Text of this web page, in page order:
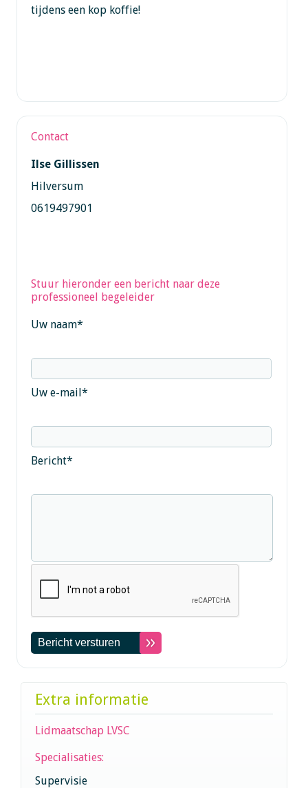
tijdens een kop koffie!
Contact
Ilse Gillissen
Hilversum
0619497901
Stuur hieronder een bericht naar deze
professioneel begeleider
Uw naam*
Uw e-mail*
Bericht*
Extra informatie
Lidmaatschap LVSC
Specialisaties:
Supervisie